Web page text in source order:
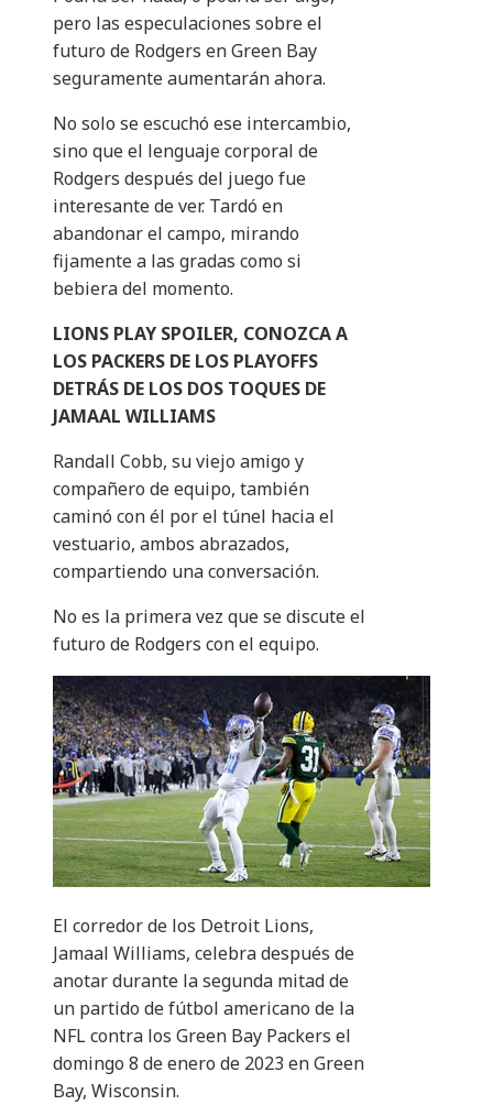
pero las especulaciones sobre el
futuro de Rodgers en Green Bay
seguramente aumentarán ahora.
No solo se escuchó ese intercambio,
sino que el lenguaje corporal de
Rodgers después del juego fue
interesante de ver. Tardó en
abandonar el campo, mirando
fijamente a las gradas como si
bebiera del momento.
LIONS PLAY SPOILER, CONOZCA A
LOS PACKERS DE LOS PLAYOFFS
DETRÁS DE LOS DOS TOQUES DE
JAMAAL WILLIAMS
Randall Cobb, su viejo amigo y
compañero de equipo, también
caminó con él por el túnel hacia el
vestuario, ambos abrazados,
compartiendo una conversación.
No es la primera vez que se discute el
futuro de Rodgers con el equipo.
El corredor de los Detroit Lions,
Jamaal Williams, celebra después de
anotar durante la segunda mitad de
un partido de fútbol americano de la
NFL contra los Green Bay Packers el
domingo 8 de enero de 2023 en Green
Bay, Wisconsin.